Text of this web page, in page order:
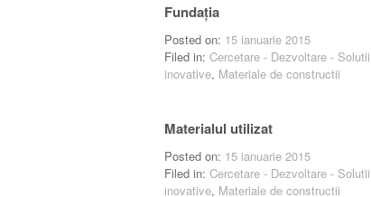
Fundația
Posted on: 15 ianuarie 2015
Filed in: Cercetare - Dezvoltare - Solutii
inovative, Materiale de constructii
Materialul utilizat
Posted on: 15 ianuarie 2015
Filed in: Cercetare - Dezvoltare - Solutii
inovative, Materiale de constructii